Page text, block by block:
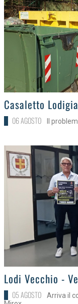
>
Casaletto
06 AGOSTO Il
>Lodi Vecchio -
05 AGOSTO
Arriva il